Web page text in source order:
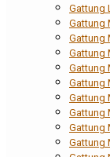
Gattung
Gattung
Gattung
Gattung
Gattung
Gattung
Gattung
Gattung
Gattung
Gattung